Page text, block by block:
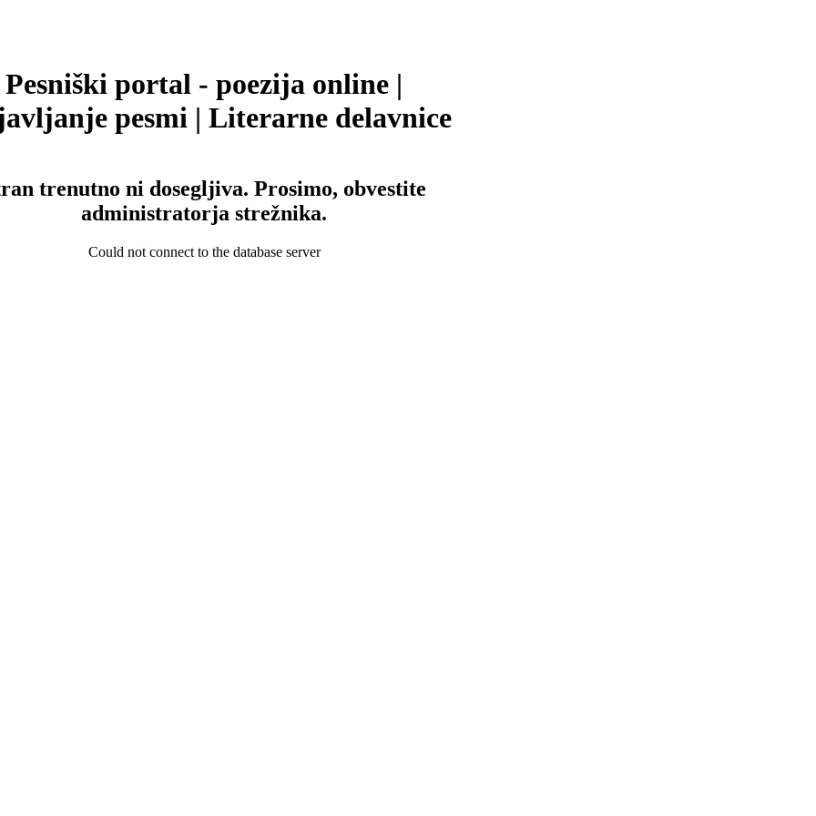
Pesniški portal - poezija online |
pesmi | Literarne delavnice
trenutno ni dosegljiva. Prosimo, obvestite
administratorja strežnika.
Could not connect to the database server